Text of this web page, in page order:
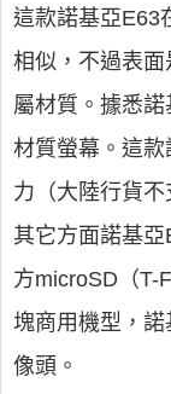
這款諾基亞E63
相似，不過表
屬材質。據悉
材質螢幕。這
力（大陸行貨
其它方面諾基
方microSD（T-
塊商用機型，
像頭。